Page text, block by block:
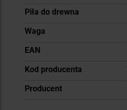
Piła do drewna
Waga
EAN
Kod producenta
Producent